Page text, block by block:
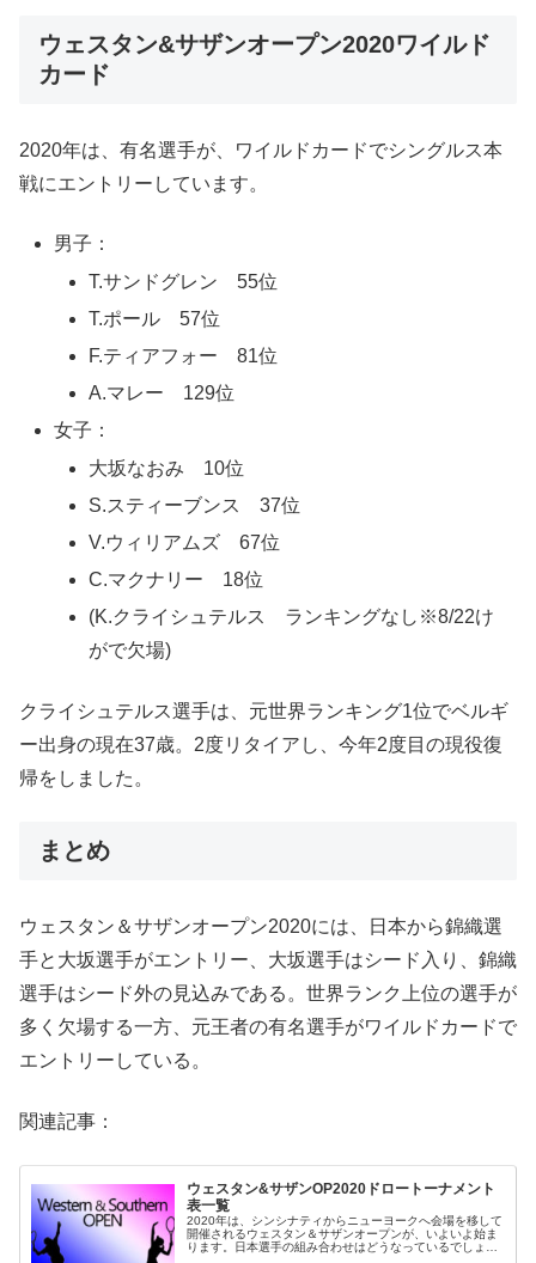
ウェスタン&サザンオープン2020ワイルド
カード
2020年は、有名選手が、ワイルドカードでシングルス本
戦にエントリーしています。
男子：
T.サンドグレン 55位
T.ポール 57位
F.ティアフォー 81位
A.マレー 129位
女子：
大坂なおみ 10位
S.スティーブンス 37位
V.ウィリアムズ 67位
C.マクナリー 18位
(K.クライシュテルス ランキングなし※8/22け
がで欠場)
クライシュテルス選手は、元世界ランキング1位でベルギ
ー出身の現在37歳。2度リタイアし、今年2度目の現役復
帰をしました。
まとめ
ウェスタン＆サザンオープン2020には、日本から錦織選
手と大坂選手がエントリー、大坂選手はシード入り、錦織
選手はシード外の見込みである。世界ランク上位の選手が
多く欠場する一方、元王者の有名選手がワイルドカードで
エントリーしている。
関連記事：
ウェスタン&サザンOP2020ドロートーナメント
表一覧
2020年は、シンシナティからニューヨークへ会場を移して
開催されるウェスタン＆サザンオープンが、いよいよ始ま
ります。日本選手の組み合わせはどうなっているでしょ